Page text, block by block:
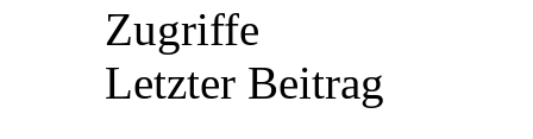
Zugriffe
Letzter Beitrag